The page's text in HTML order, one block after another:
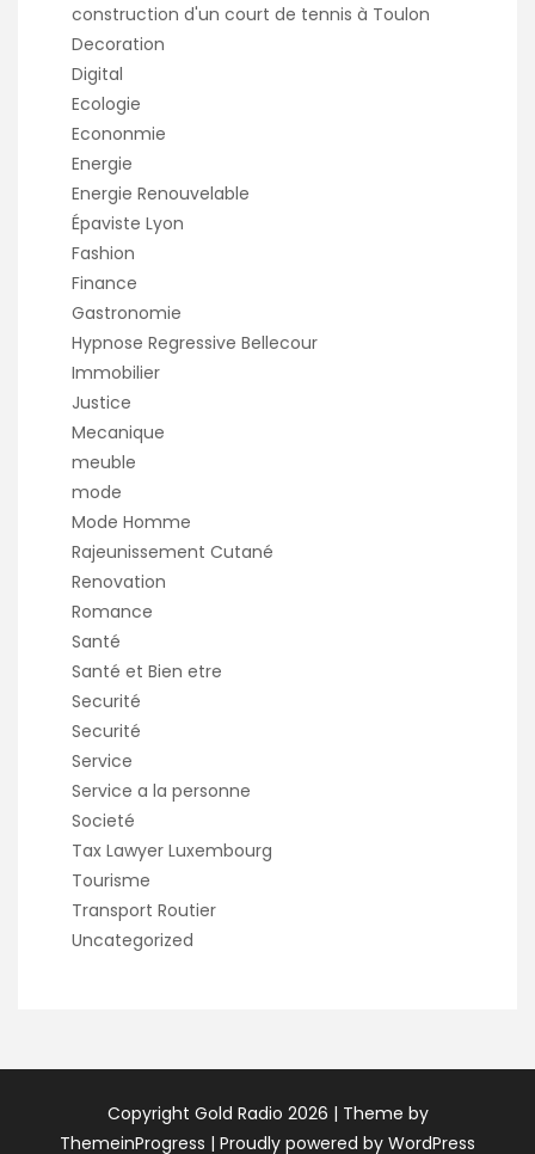
construction d'un court de tennis à Toulon
Decoration
Digital
Ecologie
Econonmie
Energie
Energie Renouvelable
Épaviste Lyon
Fashion
Finance
Gastronomie
Hypnose Regressive Bellecour
Immobilier
Justice
Mecanique
meuble
mode
Mode Homme
Rajeunissement Cutané
Renovation
Romance
Santé
Santé et Bien etre
Securité
Securité
Service
Service a la personne
Societé
Tax Lawyer Luxembourg
Tourisme
Transport Routier
Uncategorized
Copyright Gold Radio 2026 | Theme by
ThemeinProgress | Proudly powered by WordPress